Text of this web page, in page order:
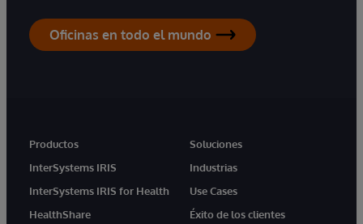
Oficinas en todo el mundo
Productos
InterSystems IRIS
InterSystems IRIS for Health
HealthShare
Soluciones
Industrias
Use Cases
Éxito de los clientes